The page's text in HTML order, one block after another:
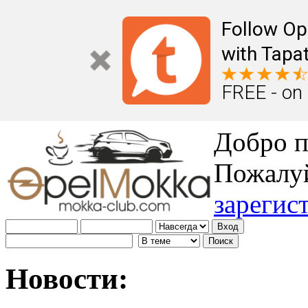
Follow
with
FREE -
Добро
Новости: